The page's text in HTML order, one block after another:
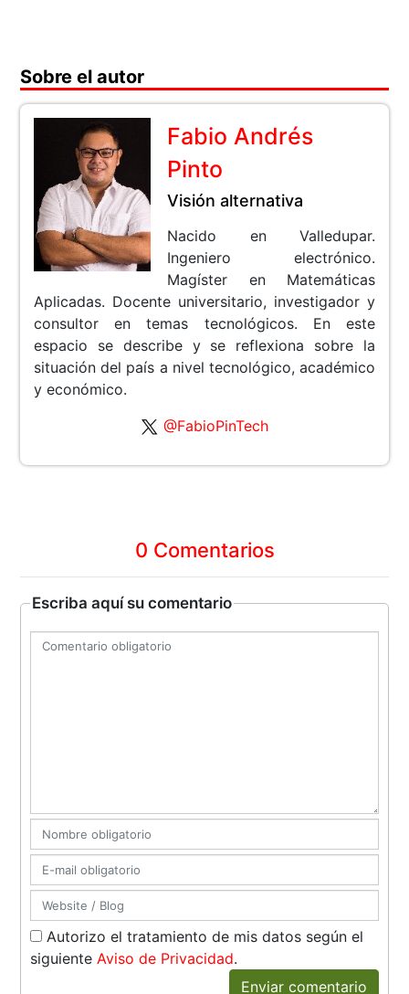
Sobre el autor
Fabio Andrés
Pinto
Visión alternativa
Nacido en Valledupar.
Ingeniero electrónico.
Magíster en Matemáticas
Aplicadas. Docente universitario, investigador y
consultor en temas tecnológicos. En este
espacio se describe y se reflexiona sobre la
situación del país a nivel tecnológico, académico
y económico.
@FabioPinTech
0 Comentarios
Escriba aquí su comentario
Autorizo el tratamiento de mis datos según el
siguienteAviso de Privacidad.
Enviar comentario